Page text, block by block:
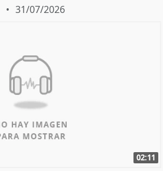
31/07/2026
02:11